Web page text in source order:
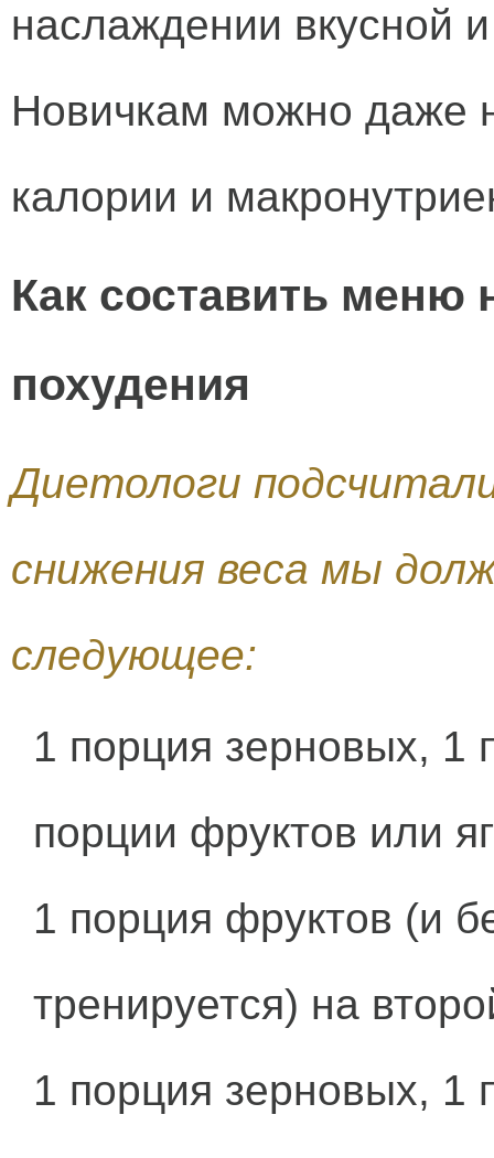
наслаждении вкусной
Новичкам можно даже
калории и
Как составить
похудения
Диетологи
снижения веса мы
следующее:
1 порция зерновых, 1
порции фруктов или
1 порция фруктов (и
тренируется) на
1 порция зерновых, 1